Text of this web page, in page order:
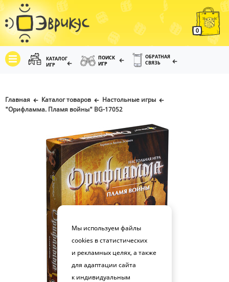
0
КАТАЛОГ
ИГР
ПОИСК
ИГР
ОБРАТНАЯ
СВЯЗЬ
Главная Каталог товаров
Настольные игры
"Орифламма. Пламя войны" BG-17052
Мы используем файлы
cookies в статистических
и рекламных целях, а также
для адаптации сайта
к индивидуальным